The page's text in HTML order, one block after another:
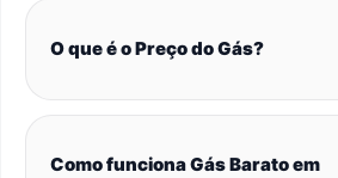
O que é o Preço do Gás?
Como funciona Gás Barato em